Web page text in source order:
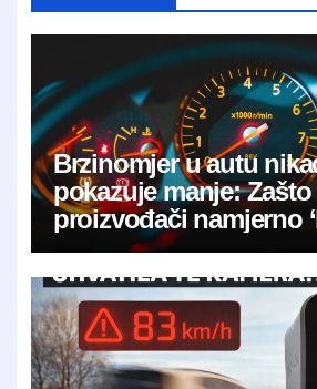
Brzinomjer u autu
pokazuje manje: Zašto
proizvođači namjerno